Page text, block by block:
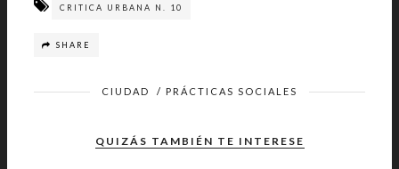
CRITICA URBANA N. 10
SHARE
CIUDAD / PRÁCTICAS SOCIALES
QUIZÁS TAMBIÉN TE INTERESE